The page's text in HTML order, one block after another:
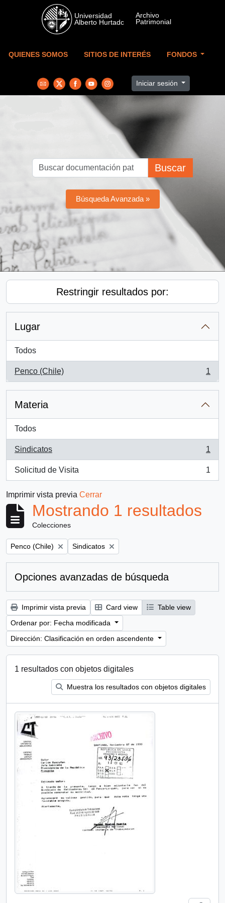
Skip to main content
QUIENES SOMOS SITIOS DE INTERÉS FONDOS
Iniciar sesión
Buscar
Búsqueda Avanzada »
Restringir resultados por:
Lugar
Todos
Penco (Chile)
, 1 resultados
1
Materia
Todos
Sindicatos
, 1 resultados
1
Solicitud de Visita
, 1 resultados
1
Imprimir vista previa Cerrar
Mostrando 1 resultados
Colecciones
Remove filter:
Penco (Chile) Remove filter:
Sindicatos
Opciones avanzadas de búsqueda
Imprimir vista previa Card view
Table view
Ordenar por: Fecha modificada
Dirección: Clasificación en orden ascendente
1 resultados con objetos digitales
Muestra los resultados con objetos digitales